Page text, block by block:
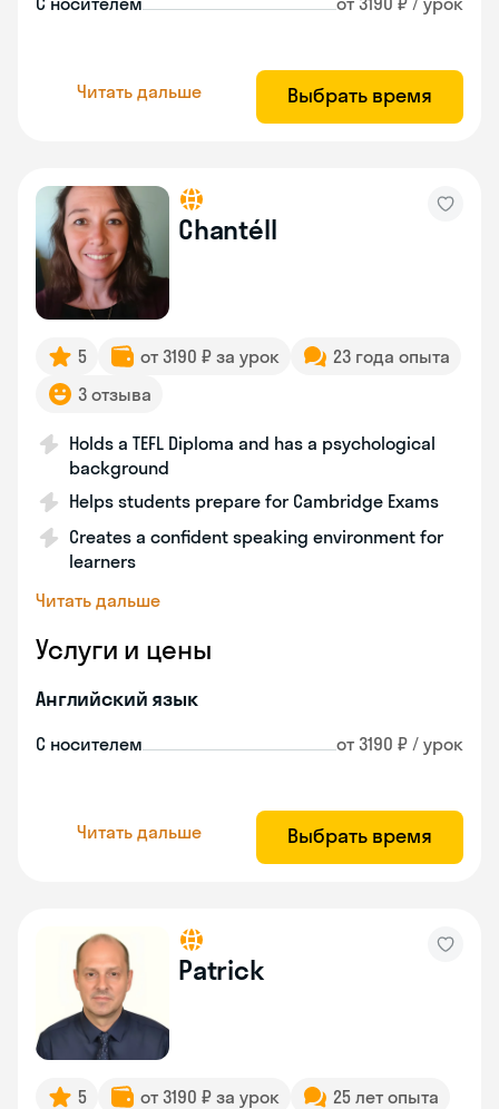
Читать дальше Выбрать время
Chantéll
5 от 3190 ₽ за урок
23 года опыта
3 отзыва
Holds a TEFL Diploma and has a psychological
background
Helps students prepare for Cambridge Exams
Creates a confident speaking environment for
learners
Читать дальше
Услуги и цены
Английский язык
С носителем от 3190 ₽ / урок
Читать дальше Выбрать время
Patrick
5 от 3190 ₽ за урок
25 лет опыта